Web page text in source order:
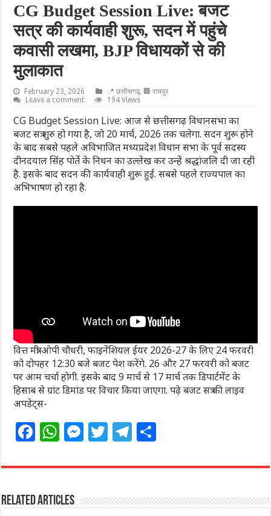
CG Budget Session Live: बजट
सत्र की कार्यवाही शुरू, सदन में पहुंचे
कवासी लखमा, BJP विधायकों से की
मुलाकात
February 23, 2026 📍 छत्तीसगढ़, 🏢 रायपुर
Leave a comment
194 Views
CG Budget Session Live: आज से छत्तीसगढ़ विधानसभा का
बजट सत्र शुरु हो गया है, जो 20 मार्च, 2026 तक चलेगा. सदन शुरू होने
के बाद सबसे पहले अविभाजित मध्यप्रदेश विधान सभा के पूर्व सदस्य
दीनदयाल सिंह पोर्ते के निधन का उल्लेख कर उन्हें श्रद्धांजलि दी जा रही
है. इसके बाद सदन की कार्यवाही शुरू हुई. सबसे पहले राज्यपाल का
अभिभाषण हो रहा है.
वित्त मंत्री ओपी चौधरी, फाइनेंशियल ईयर 2026-27 के लिए 24 फरवरी
को दोपहर 12:30 बजे बजट पेश करेंगे. 26 और 27 फरवरी को बजट
पर आम चर्चा होगी. इसके बाद 9 मार्च से 17 मार्च तक डिपार्टमेंट के
हिसाब से ग्रांट डिमांड पर विचार किया जाएगा. पढ़े बजट सत्र की लाइव
अपडेट्स-
F
c
e
b
W
at
s
A
M
ss
n
T
itt
r
T
e
ra
ar
Related Articles